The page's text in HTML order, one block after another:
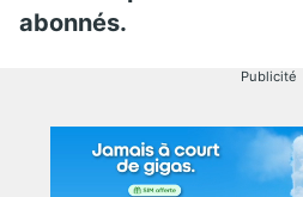
abonnés.
Publicité